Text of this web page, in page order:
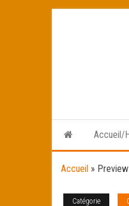
Accueil/
Accueil »
Catégorie